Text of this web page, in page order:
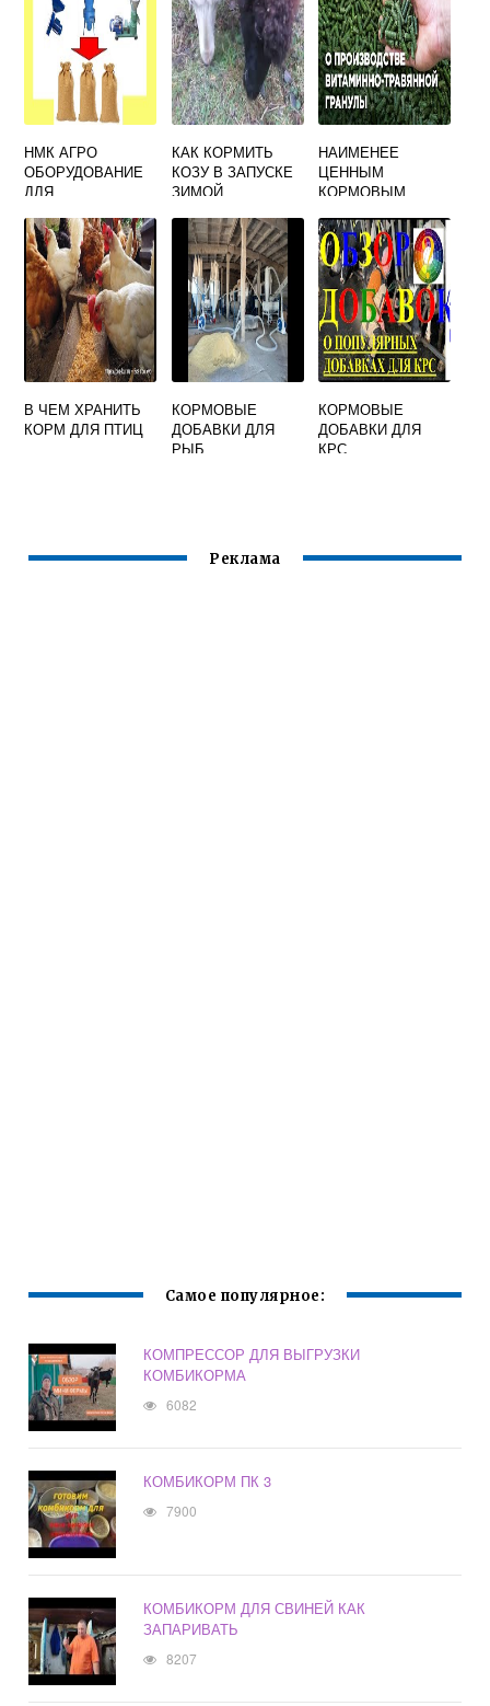
НМК АГРО
ОБОРУДОВАНИЕ
ДЛЯ
КАК КОРМИТЬ
КОЗУ В ЗАПУСКЕ
ЗИМОЙ
НАИМЕНЕЕ
ЦЕННЫМ
КОРМОВЫМ
СЕНОКОСЕ
ЯВЛЯЕТСЯ
КЛЕВЕР
ПОЛЗУЧИЙ
В ЧЕМ ХРАНИТЬ
КОРМ ДЛЯ ПТИЦ
КОРМОВЫЕ
ДОБАВКИ ДЛЯ
РЫБ
КОРМОВЫЕ
ДОБАВКИ ДЛЯ
КРС
Реклама
Самое популярное:
КОМПРЕССОР ДЛЯ ВЫГРУЗКИ
КОМБИКОРМА
6082
КОМБИКОРМ ПК 3
7900
КОМБИКОРМ ДЛЯ СВИНЕЙ КАК
ЗАПАРИВАТЬ
8207